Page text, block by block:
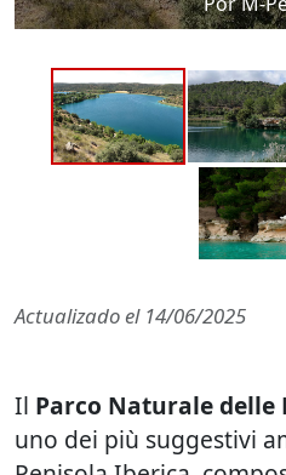
Actualizado el 14/06/2025
Il Parco Naturale delle
uno dei più suggestivi